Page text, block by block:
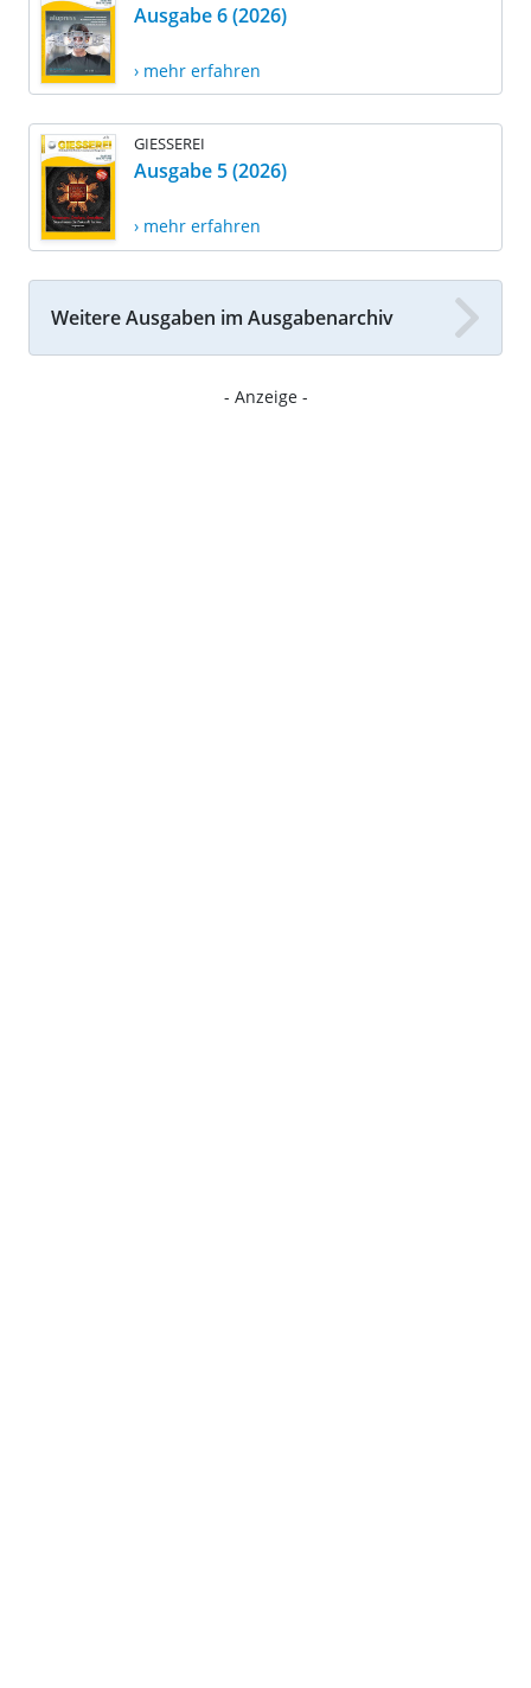
Ausgabe 6 (2026)
› mehr erfahren
GIESSEREI
Ausgabe 5 (2026)
› mehr erfahren
Weitere Ausgaben im Ausgabenarchiv
- Anzeige -